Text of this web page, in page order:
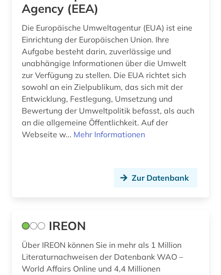
aufbereitung (1)
aufenthaltsrecht (2)
aufführung (3)
aufgabensammlung (1)
aufsatzdatenbank (2)
aufsatzsammlung (2)
ausbildung (2)
ausgrabung (1)
auslandsbau (1)
Agency (EEA)
Die Europäische Umweltagentur (EUA) ist eine
Einrichtung der Europäischen Union. Ihre
Aufgabe besteht darin, zuverlässige und
unabhängige Informationen über die Umwelt
zur Verfügung zu stellen. Die EUA richtet sich
sowohl an ein Zielpublikum, das sich mit der
Entwicklung, Festlegung, Umsetzung und
Bewertung der Umweltpolitik befasst, als auch
an die allgemeine Öffentlichkeit. Auf der
Webseite w... Mehr Informationen
Zur Datenbank
IREON
Über IREON können Sie in mehr als 1 Million
Literaturnachweisen der Datenbank WAO –
World Affairs Online und 4,4 Millionen